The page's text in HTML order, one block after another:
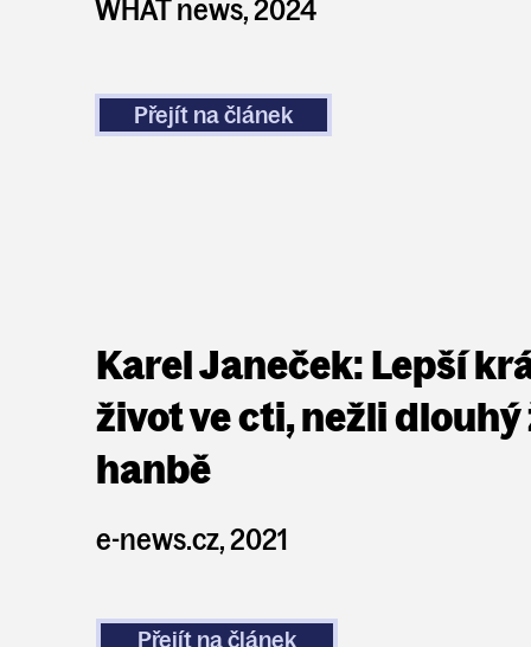
WHAT news, 2024
Přejít na článek
Karel Janeček: Lepší
život ve cti, nežli dlouhý
hanbě
e-news.cz, 2021
Přejít na článek